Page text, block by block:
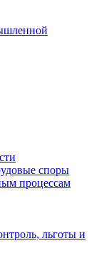
споры
процессам
льготы и